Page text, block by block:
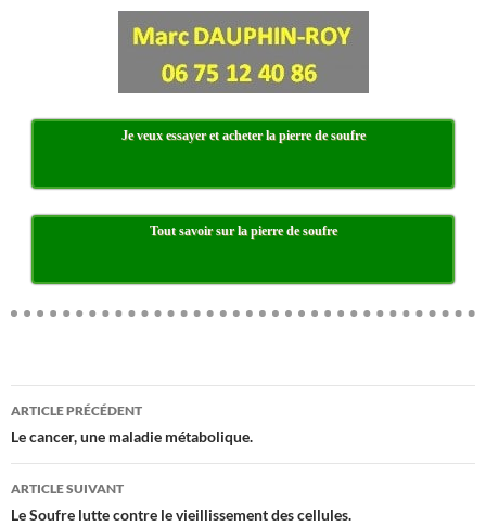
Je veux essayer et acheter la pierre de soufre
Tout savoir sur la pierre de soufre
Navigation
des
articles
ARTICLE PRÉCÉDENT
Le cancer, une maladie métabolique.
ARTICLE SUIVANT
Le Soufre lutte contre le vieillissement des cellules.